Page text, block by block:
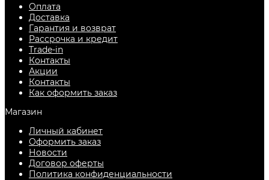
Оплата
Доставка
Гарантия и возврат
Рассрочка и кредит
Trade-in
Контакты
Акции
Контакты
Как оформить заказ
Магазин
Личный кабинет
Оформить заказ
Новости
Договор оферты
Политика конфиденциальности